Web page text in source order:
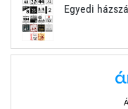
Egyedi